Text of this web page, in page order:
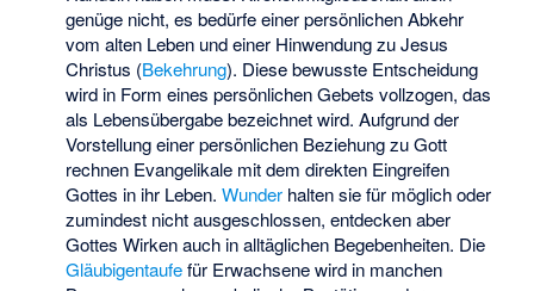
genüge nicht, es bedürfe einer persönlichen Abkehr
vom alten Leben und einer Hinwendung zu Jesus
Christus (Bekehrung). Diese bewusste Entscheidung
wird in Form eines persönlichen Gebets vollzogen, das
als Lebensübergabe bezeichnet wird. Aufgrund der
Vorstellung einer persönlichen Beziehung zu Gott
rechnen Evangelikale mit dem direkten Eingreifen
Gottes in ihr Leben. Wunderhalten sie für möglich oder
zumindest nicht ausgeschlossen, entdecken aber
Gottes Wirken auch in alltäglichen Begebenheiten. Die
Gläubigentaufefür Erwachsene wird in manchen